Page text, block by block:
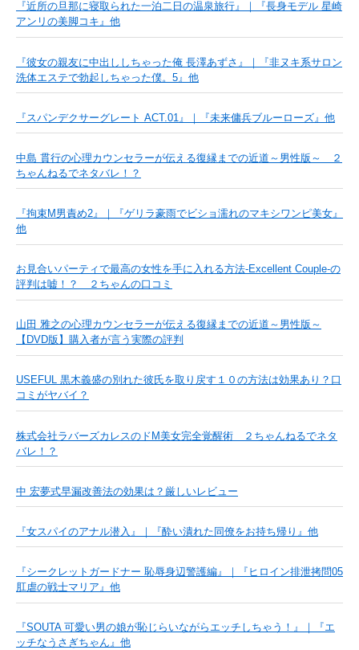
『近所の旦那に寝取られた一泊二日の温泉旅行』｜『長身モデル 星崎
アンリの美脚コキ』他
『彼女の親友に中出ししちゃった俺 長澤あずさ』｜『非ヌキ系サロン
洗体エステで勃起しちゃった僕。5』他
『スパンデクサーグレート ACT.01』｜『未来傭兵ブルーローズ』他
中島 貫行の心理カウンセラーが伝える復縁までの近道～男性版～ ２
ちゃんねるでネタバレ！？
『拘束M男責め2』｜『ゲリラ豪雨でビショ濡れのマキシワンピ美女』
他
お見合いパーティで最高の女性を手に入れる方法-Excellent Couple-の
評判は嘘！？ ２ちゃんの口コミ
山田 雅之の心理カウンセラーが伝える復縁までの近道～男性版～
【DVD版】購入者が言う実際の評判
USEFUL 黒木義盛の別れた彼氏を取り戻す１０の方法は効果あり？口
コミがヤバイ？
株式会社ラバーズカレスのドM美女完全覚醒術 ２ちゃんねるでネタ
バレ！？
中 宏夢式早漏改善法の効果は？厳しいレビュー
『女スパイのアナル潜入』｜『酔い潰れた同僚をお持ち帰り』他
『シークレットガードナー 恥辱身辺警護編』｜『ヒロイン排泄拷問05
肛虐の戦士マリア』他
『SOUTA 可愛い男の娘が恥じらいながらエッチしちゃう！』｜『エ
ッチなうさぎちゃん』他